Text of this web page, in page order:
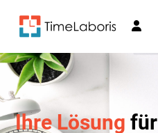
Ihre Lösungfür